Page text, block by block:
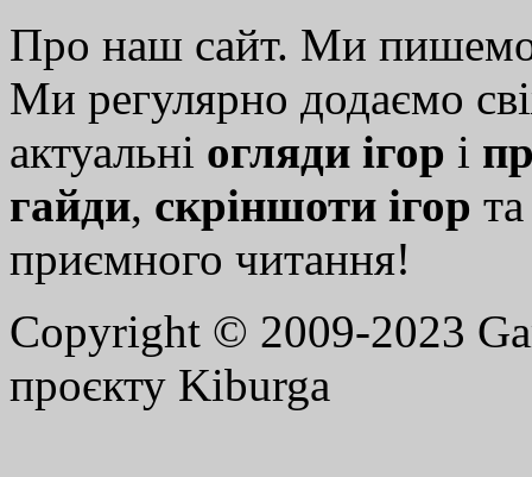
Про наш сайт. Ми
Ми регулярно додаємо
актуальні огляди ігор і
гайди, скріншоти ігор
приємного читання!
Copyright © 2009-2023
проєкту Kiburga